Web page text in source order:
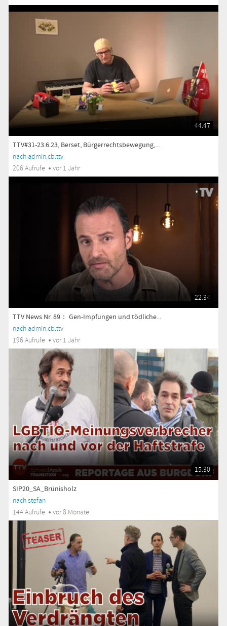
44:47
TTV#31-23.6.23, Berset, Bürgerrechtsbewegung,...
nach admin.cb.ttv
206 Aufrufe
vor 1 Jahr
22:34
TTV News Nr. 89： Gen-Impfungen und tödliche...
nach admin.cb.ttv
196 Aufrufe
vor 1 Jahr
15:30
SIP20_SA_Brünisholz
nach stefan
144 Aufrufe
vor 8 Monate